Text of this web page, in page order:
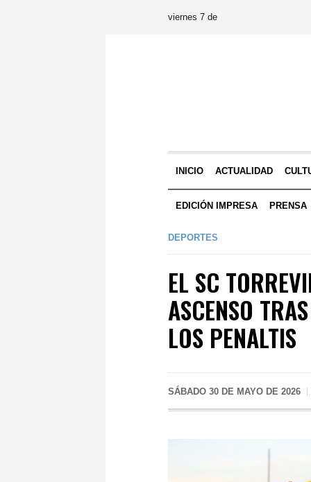
viernes 7 de
INICIO ACTUALIDAD
EDICIÓN IMPRESA PRENSA
DEPORTES
EL SC
ASCENSO
LOS PENALTIS
SÁBADO 30 DE MAYO DE 2026